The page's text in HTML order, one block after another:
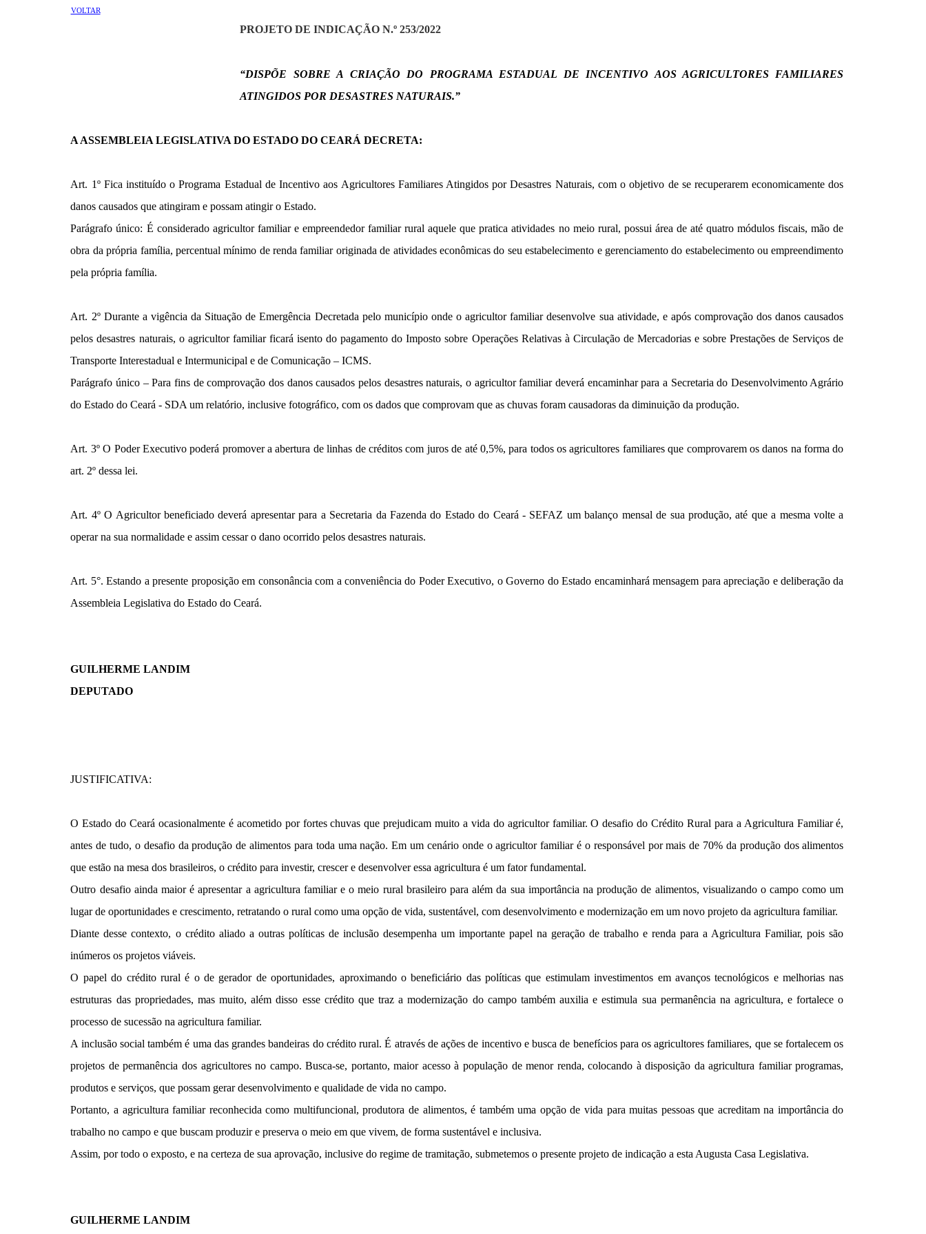
VOLTAR
PROJETO DE INDICAÇÃO N.º 253/2022
“DISPÕE SOBRE A CRIAÇÃO DO PROGRAMA ESTADUAL DE INCENTIVO AOS AGRICULTORES FAMILIARES
ATINGIDOS POR DESASTRES NATURAIS.”
A ASSEMBLEIA LEGISLATIVA DO ESTADO DO CEARÁ DECRETA:
Art. 1º Fica instituído o Programa Estadual de Incentivo aos Agricultores Familiares Atingidos por Desastres Naturais, com o objetivo de se recuperarem economicamente dos
danos causados que atingiram e possam atingir o Estado.
Parágrafo único: É considerado agricultor familiar e empreendedor familiar rural aquele que pratica atividades no meio rural, possui área de até quatro módulos fiscais, mão de
obra da própria família, percentual mínimo de renda familiar originada de atividades econômicas do seu estabelecimento e gerenciamento do estabelecimento ou empreendimento
pela própria família.
Art. 2º Durante a vigência da Situação de Emergência Decretada pelo município onde o agricultor familiar desenvolve sua atividade, e após comprovação dos danos causados
pelos desastres naturais, o agricultor familiar ficará isento do pagamento do Imposto sobre Operações Relativas à Circulação de Mercadorias e sobre Prestações de Serviços de
Transporte Interestadual e Intermunicipal e de Comunicação – ICMS.
Parágrafo único – Para fins de comprovação dos danos causados pelos desastres naturais, o agricultor familiar deverá encaminhar para a Secretaria do Desenvolvimento Agrário
do Estado do Ceará - SDA um relatório, inclusive fotográfico, com os dados que comprovam que as chuvas foram causadoras da diminuição da produção.
Art. 3º O Poder Executivo poderá promover a abertura de linhas de créditos com juros de até 0,5%, para todos os agricultores familiares que comprovarem os danos na forma do
art. 2º dessa lei.
Art. 4º O Agricultor beneficiado deverá apresentar para a Secretaria da Fazenda do Estado do Ceará - SEFAZ um balanço mensal de sua produção, até que a mesma volte a
operar na sua normalidade e assim cessar o dano ocorrido pelos desastres naturais.
Art. 5°. Estando a presente proposição em consonância com a conveniência do Poder Executivo, o Governo do Estado encaminhará mensagem para apreciação e deliberação da
Assembleia Legislativa do Estado do Ceará.
GUILHERME LANDIM
DEPUTADO
JUSTIFICATIVA:
O Estado do Ceará ocasionalmente é acometido por fortes chuvas que prejudicam muito a vida do agricultor familiar. O desafio do Crédito Rural para a Agricultura Familiar é,
antes de tudo, o desafio da produção de alimentos para toda uma nação. Em um cenário onde o agricultor familiar é o responsável por mais de 70% da produção dos alimentos
que estão na mesa dos brasileiros, o crédito para investir, crescer e desenvolver essa agricultura é um fator fundamental.
Outro desafio ainda maior é apresentar a agricultura familiar e o meio rural brasileiro para além da sua importância na produção de alimentos, visualizando o campo como um
lugar de oportunidades e crescimento, retratando o rural como uma opção de vida, sustentável, com desenvolvimento e modernização em um novo projeto da agricultura familiar.
Diante desse contexto, o crédito aliado a outras políticas de inclusão desempenha um importante papel na geração de trabalho e renda para a Agricultura Familiar, pois são
inúmeros os projetos viáveis.
O papel do crédito rural é o de gerador de oportunidades, aproximando o beneficiário das políticas que estimulam investimentos em avanços tecnológicos e melhorias nas
estruturas das propriedades, mas muito,além disso esse crédito que traz a modernização do campo também auxilia e estimula sua permanência na agricultura, e fortalece o
processo de sucessão na agricultura familiar.
A inclusão social também é uma das grandes bandeiras do crédito rural. É através de ações de incentivo e busca de benefícios para os agricultores familiares, que se fortalecem os
projetos de permanência dos agricultores no campo. Busca-se, portanto, maior acesso à população de menor renda, colocando à disposição da agricultura familiar programas,
produtos e serviços, que possam gerar desenvolvimento e qualidade de vida no campo.
Portanto, a agricultura familiar reconhecida como multifuncional, produtora de alimentos, é também uma opção de vida para muitas pessoas que acreditam na importância do
trabalho no campo e que buscam produzir e preserva o meio em que vivem, de forma sustentável e inclusiva.
Assim, por todo o exposto, e na certeza de sua aprovação, inclusive do regime de tramitação, submetemos o presente projeto de indicação a esta Augusta Casa Legislativa.
GUILHERME LANDIM